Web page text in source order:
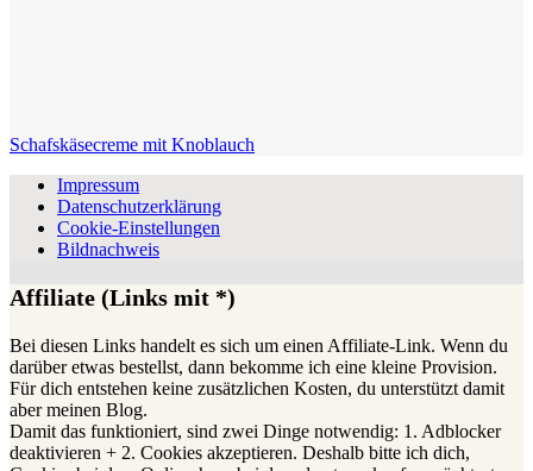
Schafskäsecreme mit Knoblauch
Impressum
Datenschutzerklärung
Cookie-Einstellungen
Bildnachweis
Affiliate (Links mit *)
Bei diesen Links handelt es sich um einen Affiliate-Link. Wenn du
darüber etwas bestellst, dann bekomme ich eine kleine Provision.
Für dich entstehen keine zusätzlichen Kosten, du unterstützt damit
aber meinen Blog.
Damit das funktioniert, sind zwei Dinge notwendig: 1. Adblocker
deaktivieren + 2. Cookies akzeptieren. Deshalb bitte ich dich,